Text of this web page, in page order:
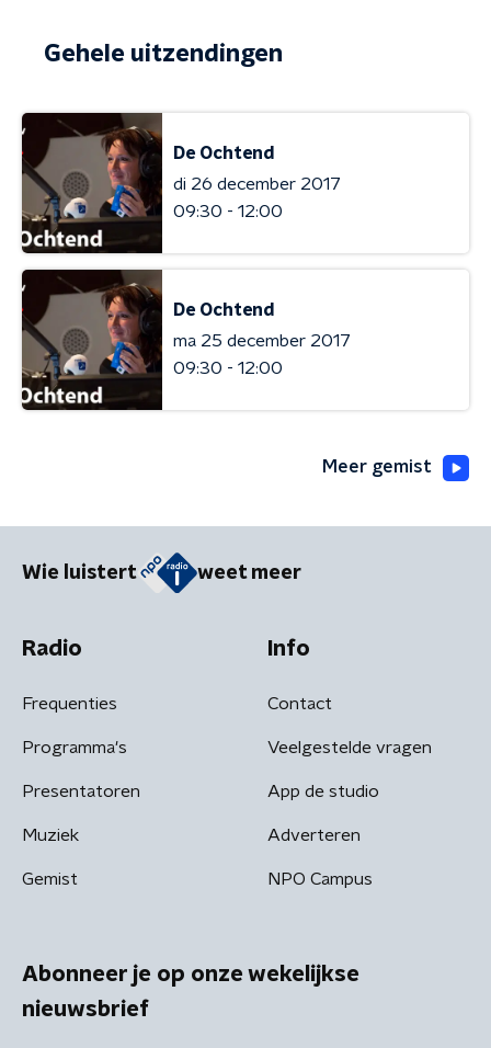
Gehele uitzendingen
De Ochtend
di 26 december 2017
09:30 - 12:00
De Ochtend
ma 25 december 2017
09:30 - 12:00
Meer gemist
Wie luistert weet meer
Radio
Frequenties
Programma's
Presentatoren
Muziek
Gemist
Info
Contact
Veelgestelde vragen
App de studio
Adverteren
NPO Campus
Abonneer je op onze wekelijkse
nieuwsbrief